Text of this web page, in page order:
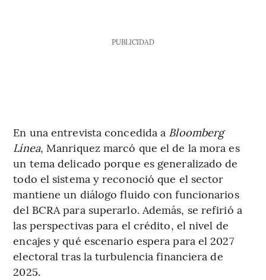
PUBLICIDAD
En una entrevista concedida a Bloomberg
Línea, Manriquez marcó que el de la mora es
un tema delicado porque es generalizado de
todo el sistema y reconoció que el sector
mantiene un diálogo fluido con funcionarios
del BCRA para superarlo. Además, se refirió a
las perspectivas para el crédito, el nivel de
encajes y qué escenario espera para el 2027
electoral tras la turbulencia financiera de
2025.